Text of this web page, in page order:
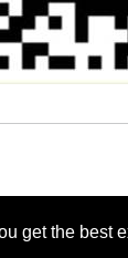
get the best